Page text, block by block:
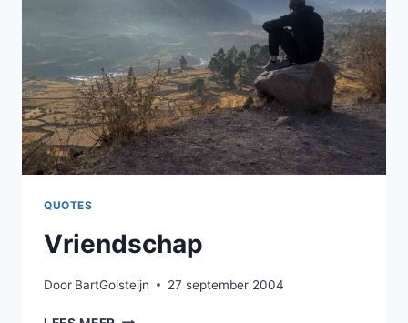
QUOTES
Vriendschap
Door BartGolsteijn 27 september 2004
VRIENDSCHAP